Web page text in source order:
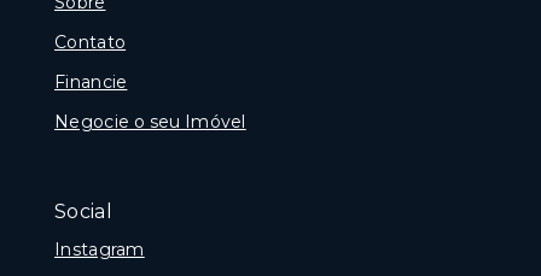
Contato
Financie
Negocie o seu Imóvel
Social
Instagram